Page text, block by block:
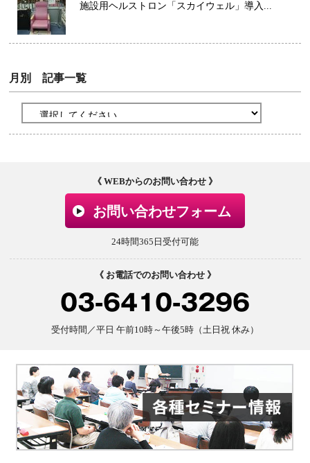
施設用ヘルストロン「スカイウェル」導入...
月別 記事一覧
《 WEBからのお問い合わせ 》
お問い合わせフォーム
24時間365日受付可能
《 お電話でのお問い合わせ 》
03-6410-3296
受付時間／平日 午前10時～午後5時（土日祝 休み）